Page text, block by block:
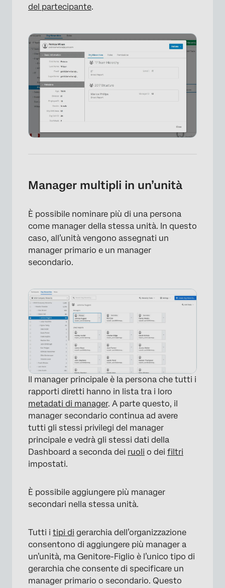
del partecipante.
Manager multipli in un’unità
È possibile nominare più di una persona
come manager della stessa unità. In questo
caso, all’unità vengono assegnati un
manager primario e un manager
secondario.
Il manager principale è la persona che tutti i
rapporti diretti hanno in lista tra i loro
metadati di manager. A parte questo, il
manager secondario continua ad avere
tutti gli stessi privilegi del manager
principale e vedrà gli stessi dati della
Dashboard a seconda dei ruoli o dei filtri
impostati.
È possibile aggiungere più manager
secondari nella stessa unità.
Tutti i tipi di gerarchia dell’organizzazione
consentono di aggiungere più manager a
un’unità, ma Genitore-Figlio è l’unico tipo di
gerarchia che consente di specificare un
manager primario o secondario. Questo